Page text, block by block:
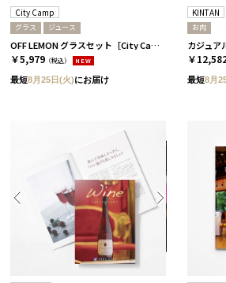
City Camp
グラス ジュース
OFF LEMON グラスセット［City Camp］
￥5,979 （税込） NEW
最短8月25日(火)にお届け
KINTAN
お肉
カジュア
￥
最短8月